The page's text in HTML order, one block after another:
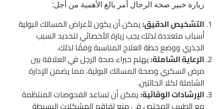
زيارة خبير صحة الرجال أمر بالغ الأهمية من أجل:
التشخيص الدقيق:يمكن أن يكون لأعراض المسالك البولية
أسباب متعددة لذلك يجب زيارة الأخصائي لتحديد السبب
الجذري ووضع حطة العلاج المناسبة وفقًا لذلك.
الرعاية الشاملة:يهتم خبراء صحة الرجل في العلاقة بين
مرض السكري وصحة المسالك البولية، مما يضمن الإدارة
الشاملة لكلا الحالتين.
الإرشادات الوقائية:يمكن أن تساعد الفحوصات المنتظمة
مع الطبيب المختص في منع تفاقم المشكلات البسيطة